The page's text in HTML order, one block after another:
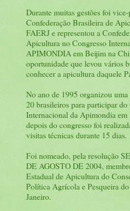
Durante muitas gestões foi
Confederação Brasileira de
FAERJ e representou a
Apicultura no Congresso
APIMONDIA em Beijim na
oportunidade que levou vários
conhecer a apicultura daquele
No ano de 1995 organizou
20 brasileiros para participar do
Internacional da Apimondia em
depois do congresso foi
visitas técnicas durante 15 dias.
Foi nomeado, pela resolução
DE AGOSTO DE 2004,
Estadual de Apicultura do
Política Agrícola e Pesqueira
Janeiro.